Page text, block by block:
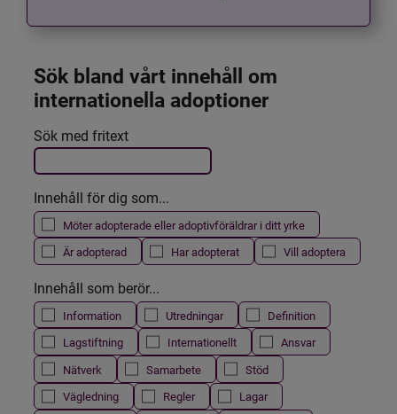
Sök bland vårt innehåll om
internationella adoptioner
Filtrera resultatet
Det här formuläret postas automatiskt
Sök med fritext
Innehåll för dig som...
Möter adopterade eller adoptivföräldrar i ditt yrke
Är adopterad
Har adopterat Vill adoptera
Innehåll som berör...
Information Utredningar
Definition
Lagstiftning
Internationellt
Ansvar
Nätverk
Samarbete
Stöd
Vägledning
Regler
Lagar